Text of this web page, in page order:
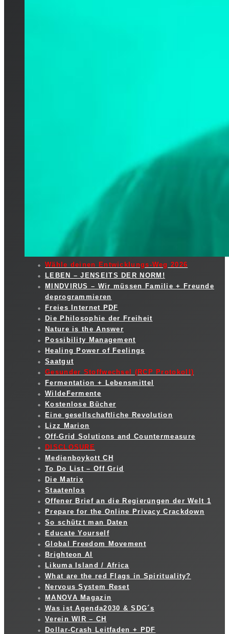
Wähle deinen Entwicklungs-Weg 2026
LEBEN – JENSEITS DER NORM!
MINDVIRUS – Wir müssen Familie + Freunde
deprogrammieren
Freies Internet PDF
Die Philosophie der Freiheit
Nature is the Answer
Possibility Management
Healing Power of Feelings
Saatgut
Gesunder Stoffwechsel (RCP Protokoll)
Fermentation + Lebensmittel
WildeFermente
Kostenlose Bücher
Eine gesellschaftliche Revolution
Lizz Marion
Off-Grid Solutions and Countermeasure
DISCLOSURE
Medienboykott CH
To Do List – Off Grid
Die Matrix
Staatenlos
Offener Brief an die Regierungen der Welt 1
Prepare for the Online Privacy Crackdown
So schützt man Daten
Educate Yourself
Global Freedom Movement
Brighteon AI
Likuma Island / Africa
What are the red Flags in Spirituality?
Nervous System Reset
MANOVA Magazin
Was ist Agenda2030 & SDG´s
Verein WIR – CH
Dollar-Crash Leitfaden + PDF